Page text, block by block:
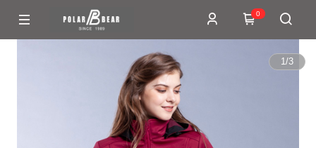
0
1/3